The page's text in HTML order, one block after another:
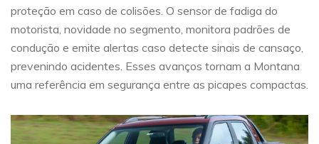
proteção em caso de colisões. O sensor de fadiga do
motorista, novidade no segmento, monitora padrões de
condução e emite alertas caso detecte sinais de cansaço,
prevenindo acidentes. Esses avanços tornam a Montana
uma referência em segurança entre as picapes compactas.